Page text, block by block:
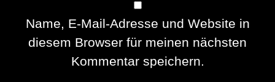
Name, E-Mail-Adresse und Website in
diesem Browser für meinen nächsten
Kommentar speichern.